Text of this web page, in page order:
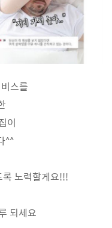
스를
이
^^
노력할게요!!!
되세요